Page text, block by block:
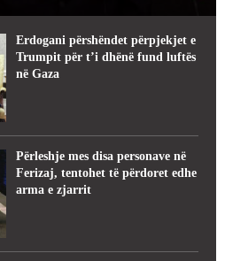
Erdogani përshëndet përpjekjet e
Trumpit për t’i dhënë fund luftës
në Gaza
Përleshje mes disa personave në
Ferizaj, tentohet të përdoret edhe
arma e zjarrit